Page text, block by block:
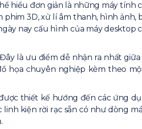
hiểu đơn giản là những máy
phim 3D, xử lí âm thanh, hình
nay cấu hình của máy
là ưu điểm dễ nhận ra nhất
họa chuyên nghiệp kèm theo
thiết kế hướng đến các ứng
linh kiện rời rạc sẵn có như dòng